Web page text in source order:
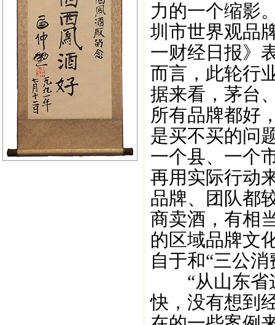
力的一个缩影
圳市世界观品
一财经日报》
而言，此轮行
据来看，茅台
所有品牌都好
是买不买的问
一个县、一个
再用实际行动
品牌、团队都
商卖酒，有相
的区域品牌文
自于和“三公
“从山东省
快，没有想到